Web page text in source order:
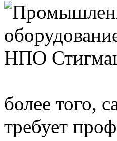
более того,
требует